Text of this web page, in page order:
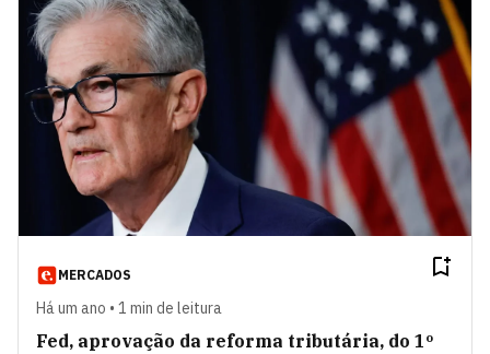
MERCADOS
Há um ano • 1 min de leitura
Fed, aprovação da reforma tributária, do 1º